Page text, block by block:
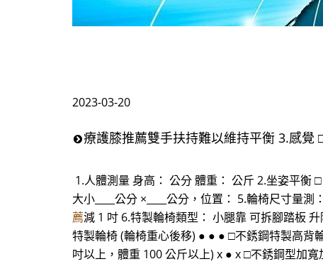
2023-03-20
療護膝推薦雙手扶持難以維持平衡 3.感覺
1.人體測量 身高： 公分 體重： 公斤 2.坐姿平衡
大小____公分 ×____公分，位置： 5.輪椅尺寸量測
薦減 1 吋 6.特製輪椅類型： 小腿靠 可拆腳踏板
特製輪椅 (輪椅重心後移) ● ● ● □不銹鋼特製高背
吋以上，體重 100 公斤以上) x ● x □不銹鋼型加